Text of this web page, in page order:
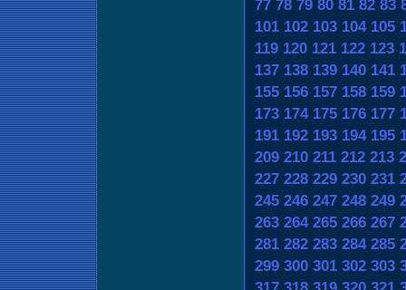
77 78 79 80 81 82 83
101 102 103 104 105
119 120 121 122 123
137 138 139 140 141
155 156 157 158 159
173 174 175 176 177
191 192 193 194 195
209 210 211 212 213
227 228 229 230 231
245 246 247 248 249
263 264 265 266 267
281 282 283 284 285
299 300 301 302 303